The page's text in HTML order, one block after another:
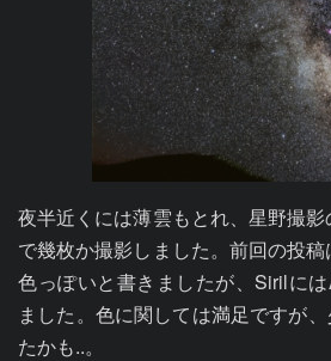
夜半近くには薄雲もとれ、星野撮
で幾枚か撮影しました。前回の投
色っぽいと書きましたが、Sirilに
ました。色に関しては満足ですが
たかも..。